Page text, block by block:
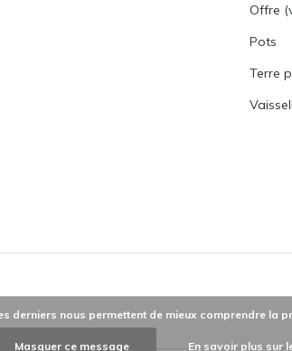
Offre
Pots
Terre
derniers nous permettent de mieux comprendre
Masquer ce message En savoir plus sur